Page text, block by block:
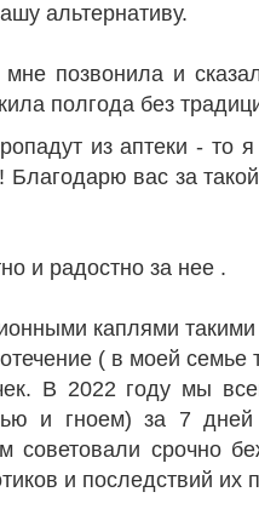
альтернативу.
позвонила и
полгода без
из аптеки - то
вас за
и радостно за нее .
каплями такими
( в моей
В 2022 году мы
и гноем) за 7 дней
советовали срочно
и последствий их